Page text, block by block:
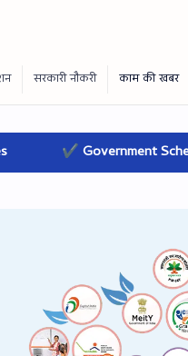
Schemes ✔